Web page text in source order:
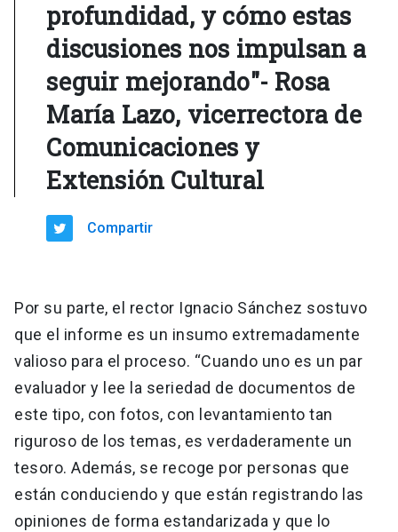
profundidad, y cómo estas
discusiones nos impulsan a
seguir mejorando"- Rosa
María Lazo, vicerrectora de
Comunicaciones y
Extensión Cultural
Compartir
Por su parte, el rector Ignacio Sánchez sostuvo
que el informe es un insumo extremadamente
valioso para el proceso. “Cuando uno es un par
evaluador y lee la seriedad de documentos de
este tipo, con fotos, con levantamiento tan
riguroso de los temas, es verdaderamente un
tesoro. Además, se recoge por personas que
están conduciendo y que están registrando las
opiniones de forma estandarizada y que lo